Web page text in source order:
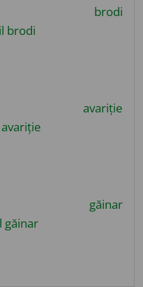
brodi
avariție
găinar